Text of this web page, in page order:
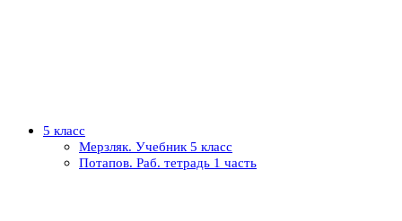
5 класс
Мерзляк. Учебник 5 класс
Потапов. Раб. тетрадь 1 часть